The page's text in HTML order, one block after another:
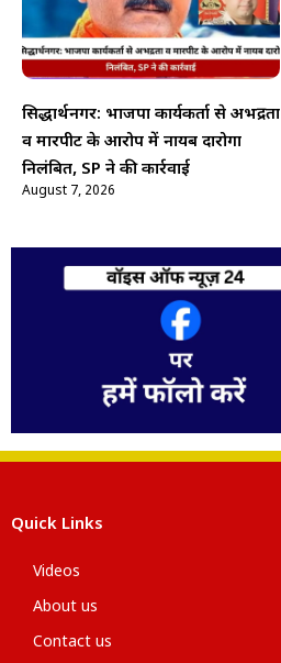
सिद्धार्थनगर: भाजपा कार्यकर्ता से अभद्रता
व मारपीट के आरोप में नायब दारोगा
निलंबित, SP ने की कार्रवाई
August 7, 2026
Quick Links
Videos
About us
Contact us